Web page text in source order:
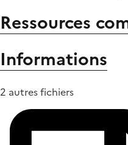
Ressources
Informations
2 autres fichiers